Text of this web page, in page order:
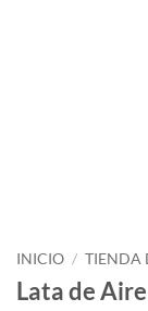
INICIO / TIENDA
Lata de